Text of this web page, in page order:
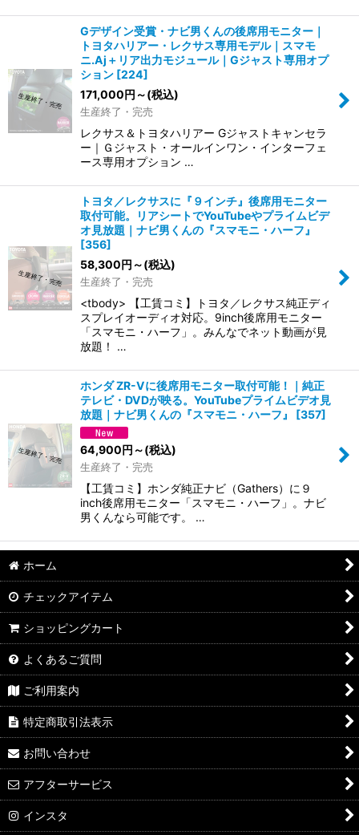
Gデザイン受賞・ナビ男くんの後席用モニター｜
トヨタハリアー・レクサス専用モデル｜スマモ
ニ.Aj＋リア出力モジュール｜Gジャスト専用オプ
ション [224]
171,000円 ～(税込)
生産終了・完売
レクサス＆トヨタハリアー Gジャストキャンセラ
ー｜Ｇジャスト・オールインワン・インターフェ
ース専用オプション …
トヨタ／レクサスに『９インチ』後席用モニター
取付可能。リアシートでYouTubeやプライムビデ
オ見放題｜ナビ男くんの『スマモニ・ハーフ』
[356]
58,300円 ～(税込)
生産終了・完売
<tbody> 【工賃コミ】トヨタ／レクサス純正ディ
スプレイオーディオ対応。9inch後席用モニター
「スマモニ・ハーフ」。みんなでネット動画が見
放題！ …
ホンダ ZR-Vに後席用モニター取付可能！｜純正
テレビ・DVDが映る。YouTubeプライムビデオ見
放題｜ナビ男くんの『スマモニ・ハーフ』
[357]
64,900円 ～(税込)
生産終了・完売
【工賃コミ】ホンダ純正ナビ（Gathers）に９
inch後席用モニター「スマモニ・ハーフ」。ナビ
男くんなら可能です。 …
ホーム
チェックアイテム
ショッピングカート
よくあるご質問
ご利用案内
特定商取引法表示
お問い合わせ
アフターサービス
インスタ